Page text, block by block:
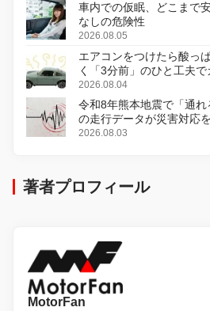
車内での仮眠、どこまで
なしの危険性
2026.08.05
エアコンをつけたら酸っ
く「3分前」のひと工夫
2026.08.04
令和8年熊本地震で「通
の走行データが災害対応
2026.08.03
著者プロフィール
MotorFan